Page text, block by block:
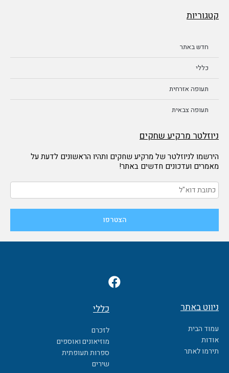
קטגוריות
חדש באתר
כללי
תעופה אזרחית
תעופה צבאית
ניוזלטר מרקיע שחקים
הירשמו לניוזלטר של מרקיע שחקים ותהיו הראשונים לדעת על
מאמרים ועדכונים חדשים באתר!
F
a
e
b
o
o
k
ניווט באתר
עמוד הבית
אודות
תירמו לאתר
כללי
לזכרם
מוזיאונים ואוספים
ספרות תעופתית
שירים